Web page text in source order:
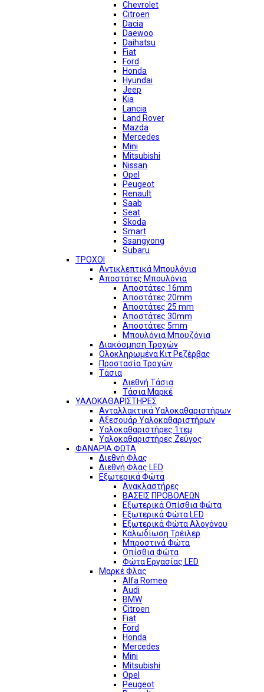
Chevrolet
Citroen
Dacia
Daewoo
Daihatsu
Fiat
Ford
Honda
Hyundai
Jeep
Kia
Lancia
Land Rover
Mazda
Mercedes
Mini
Mitsubishi
Nissan
Opel
Peugeot
Renault
Saab
Seat
Skoda
Smart
Ssangyong
Subaru
ΤΡΟΧΟΙ
Αντικλεπτικά Μπουλόνια
Αποστάτες Μπουλόνια
Αποστάτες 16mm
Αποστάτες 20mm
Αποστάτες 25 mm
Αποστάτες 30mm
Αποστάτες 5mm
Μπουλόνια Μπουζόνια
Διακόσμηση Τροχών
Ολοκληρωμένα Κιτ Ρεζέρβας
Προστασία Τροχών
Τάσια
Διεθνή Τάσια
Τάσια Μαρκέ
ΥΑΛΟΚΑΘΑΡΙΣΤΗΡΕΣ
Ανταλλακτικά Υαλοκαθαριστήρων
Αξεσουάρ Υαλοκαθαριστήρων
Υαλοκαθαριστήρες 1τεμ
Υαλοκαθαριστήρες Ζεύγος
ΦΑΝΑΡΙΑ ΦΩΤΑ
Διεθνή Φλας
Διεθνή Φλας LED
Εξωτερικά Φώτα
Ανακλαστήρες
ΒΑΣΕΙΣ ΠΡΟΒΟΛΕΩΝ
Εξωτερικά Οπίσθια Φώτα
Εξωτερικά Φώτα LED
Εξωτερικά Φώτα Αλογόνου
Καλωδίωση Τρέιλερ
Μπροστινά Φώτα
Οπίσθια Φώτα
Φώτα Εργασίας LED
Μαρκέ Φλας
Alfa Romeo
Audi
BMW
Citroen
Fiat
Ford
Honda
Mercedes
Mini
Mitsubishi
Opel
Peugeot